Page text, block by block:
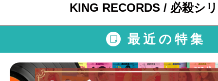
KING RECORDS / 必殺シ
最近の特集